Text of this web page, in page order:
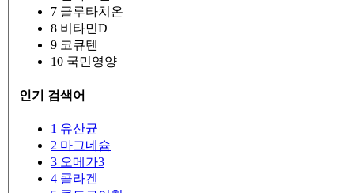
7 글루타치온
8 비타민D
9 코큐텐
10 국민영양
인기 검색어
1 유산균
2 마그네슘
3 오메가3
4 콜라겐